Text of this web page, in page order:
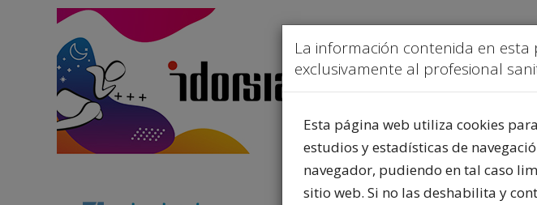
La información contenida en esta
exclusivamente al profesional
Esta página web utiliza cookies
estudios y estadísticas de
navegador, pudiendo en tal caso
sitio web. Si no las deshabilita y